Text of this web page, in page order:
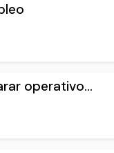
operativo...